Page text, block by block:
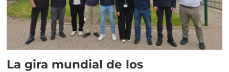
La gira mundial de los